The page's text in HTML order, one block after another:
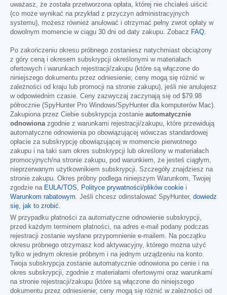
uważasz, że została przetworzona opłata, której nie chciałeś uiścić
(co może wynikać na przykład z przyczyn administracyjnych
systemu), możesz również anulować i otrzymać pełny zwrot opłaty w
dowolnym momencie w ciągu 30 dni od daty zakupu. Zobacz FAQ
Po zakończeniu okresu próbnego zostaniesz natychmiast obciążony
z góry ceną i okresem subskrypcji określonymi w materiałach
ofertowych i warunkach rejestracji/zakupu (które są włączone do
niniejszego dokumentu przez odniesienie; ceny mogą się różnić w
zależności od kraju lub promocji na stronie zakupu), jeśli nie anulujesz
w odpowiednim czasie. Ceny zazwyczaj zaczynają się od $79.98
półrocznie (SpyHunter Pro Windows/SpyHunter dla komputerów Mac).
Zakupiona przez Ciebie subskrypcja zostanie automatycznie
odnowiona zgodnie z warunkami rejestracji/zakupu, które przewidują
automatyczne odnowienia po obowiązującej wówczas standardowej
opłacie za subskrypcję obowiązującej w momencie pierwotnego
zakupu i na taki sam okres subskrypcji lub określony w materiałach
promocyjnych/na stronie zakupu, pod warunkiem, że jesteś ciągłym,
nieprzerwanym użytkownikiem subskrypcji. Szczegóły znajdziesz na
stronie zakupu. Okres próbny podlega niniejszym Warunkom, Twojej
zgodzie na EULA/TOS Polityce prywatności/plików cookie i
Warunkom rabatowym . Jeśli chcesz odinstalować SpyHunter, dowiedz
się, jak to zrobić
W przypadku płatności za automatyczne odnowienie subskrypcji,
przed każdym terminem płatności, na adres e-mail podany podczas
rejestracji zostanie wysłane przypomnienie e-mailem. Na początku
okresu próbnego otrzymasz kod aktywacyjny, którego można użyć
tylko w jednym okresie próbnym i na jednym urządzeniu na konto.
Twoja subskrypcja zostanie automatycznie odnowiona po cenie i na
okres subskrypcji, zgodnie z materiałami ofertowymi oraz warunkami
na stronie rejestracji/zakupu (które są włączone do niniejszego
dokumentu przez odniesienie; ceny mogą się różnić w zależności od